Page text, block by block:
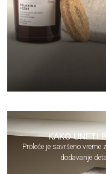
KAKO UNETI
Proleće je savršeno vreme
dodavanje